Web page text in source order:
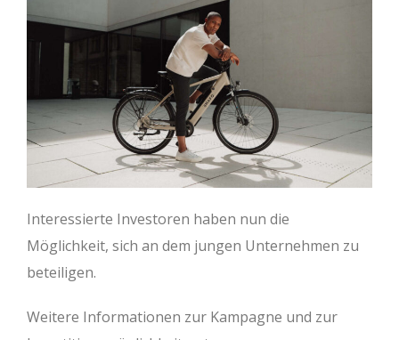
Interessierte Investoren haben nun die
Möglichkeit, sich an dem jungen Unternehmen zu
beteiligen.
Weitere Informationen zur Kampagne und zur